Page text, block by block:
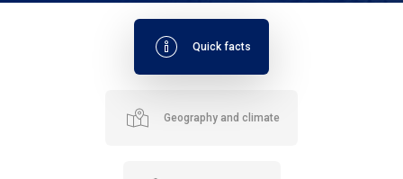
Quick facts
Geography and climate